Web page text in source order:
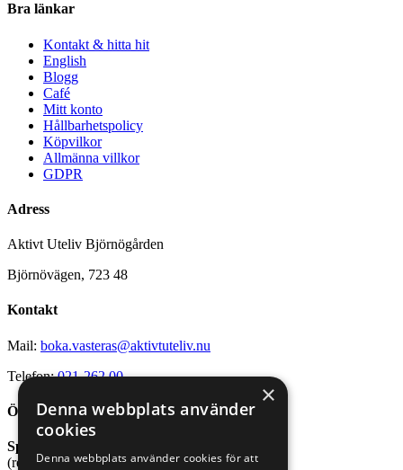
Bra länkar
Kontakt & hitta hit
English
Blogg
Café
Mitt konto
Hållbarhetspolicy
Köpvilkor
Allmänna villkor
GDPR
Adress
Aktivt Uteliv Björnögården
Björnövägen, 723 48
Kontakt
Mail: boka.vasteras@aktivtuteliv.nu
Telefon:021-262 00
Öppettider
Sport- och friluftsbutik
(reception stugby och bastu)
×
Denna webbplats använder
cookies
Denna webbplats använder cookies för att